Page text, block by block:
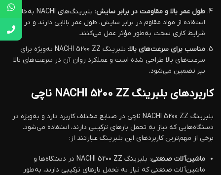
طول عمر بالا و مقاومت در برابر سایش
: بلبرینگ‌های NACHI به‌خاطر
استفاده از مواد مقاوم در برابر سایش، طول عمر بالایی دارند و در
شرایط کاری سخت به‌طور مؤثر عمل می‌کنند.
مناسب برای سرعت‌های بالا
: بلبرینگ NACHI 5200 ZZ به‌ویژه برای
سرعت‌های بالا طراحی شده است و عملکرد روان آن در سرعت‌های بالا
نیز تضمین می‌شود.
کاربردهای بلبرینگ NACHI 5200 ZZ ناچی
بلبرینگ NACHI 5200 ZZ ناچی در صنایع مختلف کاربرد دارد و به‌ویژه در
دستگاه‌هایی که نیاز به تحمل بارهای ترکیبی دارند، استفاده می‌شود.
برخی از مهم‌ترین کاربردهای این بلبرینگ عبارتند از:
ماشین‌آلات صنعتی
: بلبرینگ NACHI 5200 ZZ در دستگاه‌ها و
ماشین‌آلات صنعتی که نیاز به تحمل بارهای ترکیبی دارند، به‌طور